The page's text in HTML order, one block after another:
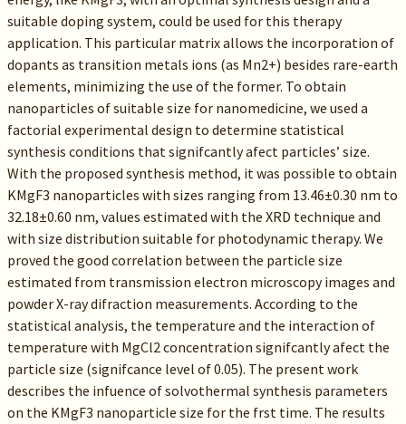
suitable doping system, could be used for this therapy
application. This particular matrix allows the incorporation of
dopants as transition metals ions (as Mn2+) besides rare-earth
elements, minimizing the use of the former. To obtain
nanoparticles of suitable size for nanomedicine, we used a
factorial experimental design to determine statistical
synthesis conditions that signifcantly afect particles’ size.
With the proposed synthesis method, it was possible to obtain
KMgF3 nanoparticles with sizes ranging from 13.46±0.30 nm to
32.18±0.60 nm, values estimated with the XRD technique and
with size distribution suitable for photodynamic therapy. We
proved the good correlation between the particle size
estimated from transmission electron microscopy images and
powder X-ray difraction measurements. According to the
statistical analysis, the temperature and the interaction of
temperature with MgCl2 concentration signifcantly afect the
particle size (signifcance level of 0.05). The present work
describes the infuence of solvothermal synthesis parameters
on the KMgF3 nanoparticle size for the frst time. The results